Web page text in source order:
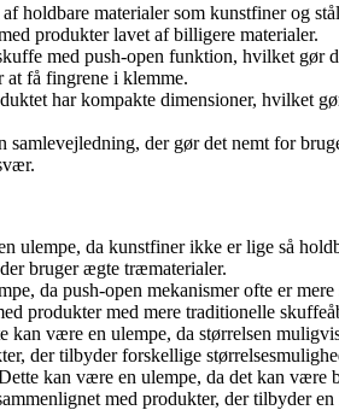
holdbare materialer som kunstfiner og
produkter lavet af billigere materialer.
med push-open funktion, hvilket
få fingrene i klemme.
har kompakte dimensioner, hvilket
samlevejledning, der gør det nemt for
ulempe, da kunstfiner ikke er lige så
bruger ægte træmaterialer.
da push-open mekanismer ofte er
produkter med mere traditionelle
være en ulempe, da størrelsen
der tilbyder forskellige
kan være en ulempe, da det kan
med produkter, der tilbyder